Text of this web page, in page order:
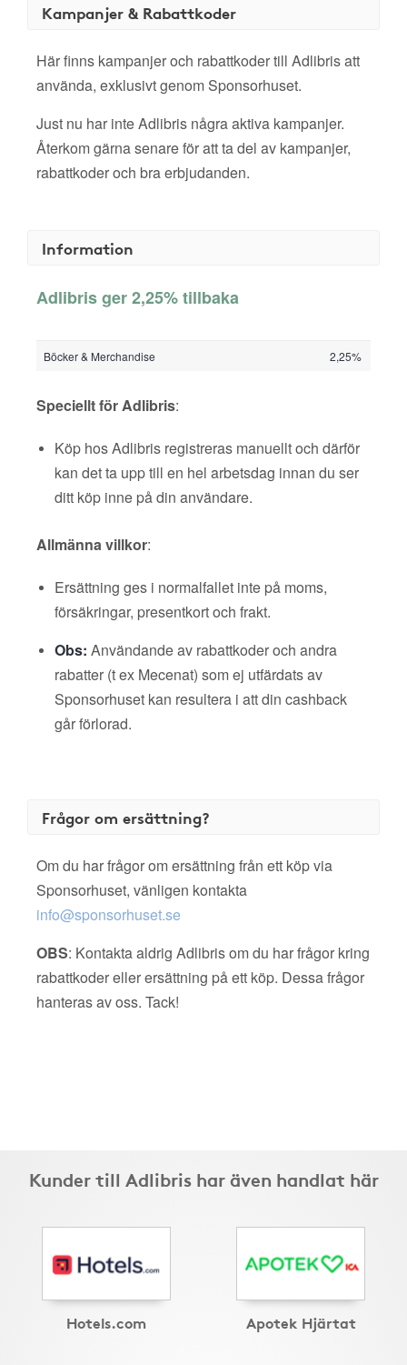
Kampanjer & Rabattkoder
Här finns kampanjer och rabattkoder till Adlibris att
använda, exklusivt genom Sponsorhuset.
Just nu har inte Adlibris några aktiva kampanjer.
Återkom gärna senare för att ta del av kampanjer,
rabattkoder och bra erbjudanden.
Information
Adlibris ger 2,25% tillbaka
Böcker & Merchandise 2,25%
Speciellt för Adlibris:
Köp hos Adlibris registreras manuellt och därför
kan det ta upp till en hel arbetsdag innan du ser
ditt köp inne på din användare.
Allmänna villkor:
Ersättning ges i normalfallet inte på moms,
försäkringar, presentkort och frakt.
Obs: Användande av rabattkoder och andra
rabatter (t ex Mecenat) som ej utfärdats av
Sponsorhuset kan resultera i att din cashback
går förlorad.
Frågor om ersättning?
Om du har frågor om ersättning från ett köp via
Sponsorhuset, vänligen kontakta
info@sponsorhuset.se
OBS: Kontakta aldrig Adlibris om du har frågor kring
rabattkoder eller ersättning på ett köp. Dessa frågor
hanteras av oss. Tack!
Kunder till Adlibris har även handlat här
Hotels.com Apotek Hjärtat